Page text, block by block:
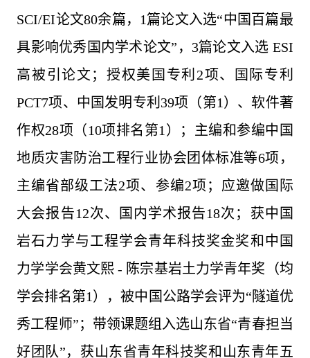
SCI/EI论文80余篇，1篇论文入选“中国百篇最
具影响优秀国内学术论文”，3篇论文入选 ESI
高被引论文；授权美国专利2项、国际专利
PCT7项、中国发明专利39项（第1）、软件著
作权28项（10项排名第1）；主编和参编中国
地质灾害防治工程行业协会团体标准等6项，
主编省部级工法2项、参编2项；应邀做国际
大会报告12次、国内学术报告18次；获中国
岩石力学与工程学会青年科技奖金奖和中国
力学学会黄文熙 - 陈宗基岩土力学青年奖（均
学会排名第1），被中国公路学会评为“隧道优
秀工程师”；带领课题组入选山东省“青春担当
好团队”，获山东省青年科技奖和山东青年五